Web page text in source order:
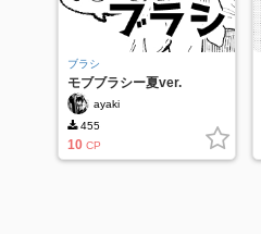
ブラシ
モブブラシー夏ver.
ayaki
455
10 CP